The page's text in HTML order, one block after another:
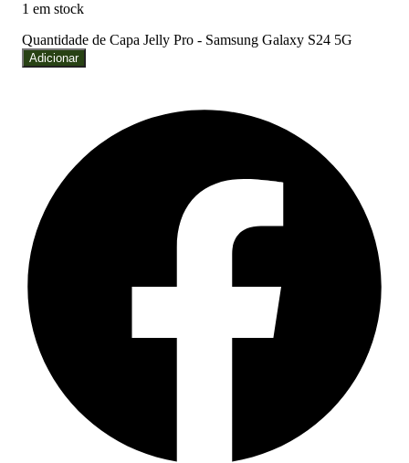
1 em stock
Quantidade de Capa Jelly Pro - Samsung Galaxy S24 5G
Adicionar